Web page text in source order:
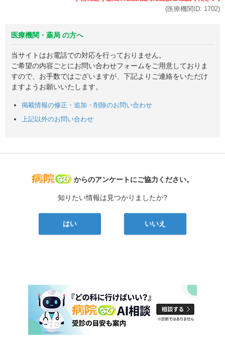
(医療機関ID: 1702)
医療機関・薬局 の方へ
当サイトはお電話での対応を行っておりません。
ご希望の内容ごとにお問い合わせフォームをご用意しておりま
すので、お手数ではございますが、下記よりご連絡をいただけ
ますようお願いいたします。
掲載情報の修正・追加・削除のお問い合わせ
上記以外のお問い合わせ
病院なび
からのアンケートにご協力ください。
知りたい情報は見つかりましたか?
はい いいえ